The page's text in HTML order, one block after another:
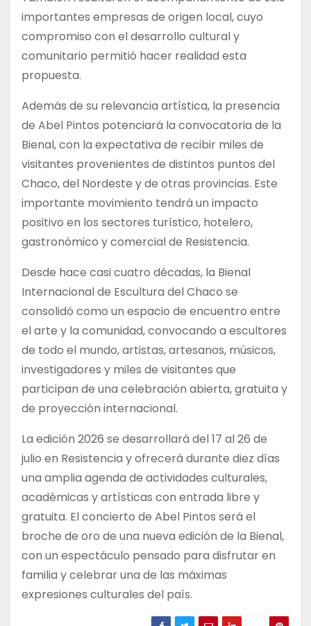
importantes empresas de origen local, cuyo
compromiso con el desarrollo cultural y
comunitario permitió hacer realidad esta
propuesta.
Además de su relevancia artística, la presencia
de Abel Pintos potenciará la convocatoria de la
Bienal, con la expectativa de recibir miles de
visitantes provenientes de distintos puntos del
Chaco, del Nordeste y de otras provincias. Este
importante movimiento tendrá un impacto
positivo en los sectores turístico, hotelero,
gastronómico y comercial de Resistencia.
Desde hace casi cuatro décadas, la Bienal
Internacional de Escultura del Chaco se
consolidó como un espacio de encuentro entre
el arte y la comunidad, convocando a escultores
de todo el mundo, artistas, artesanos, músicos,
investigadores y miles de visitantes que
participan de una celebración abierta, gratuita y
de proyección internacional.
La edición 2026 se desarrollará del 17 al 26 de
julio en Resistencia y ofrecerá durante diez días
una amplia agenda de actividades culturales,
académicas y artísticas con entrada libre y
gratuita. El concierto de Abel Pintos será el
broche de oro de una nueva edición de la Bienal,
con un espectáculo pensado para disfrutar en
familia y celebrar una de las máximas
expresiones culturales del país.